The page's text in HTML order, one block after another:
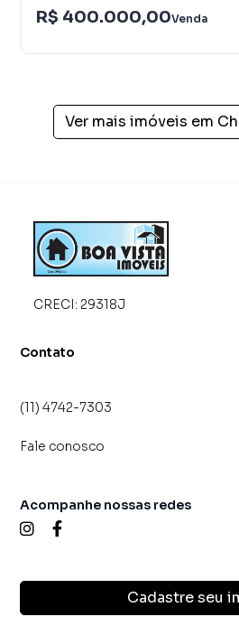
R$ 400.000,00Venda
Ver mais imóveis em
CRECI: 29318J
Contato
(11) 4742-7303
Fale conosco
Cadastre seu
Acompanhe nossas redes